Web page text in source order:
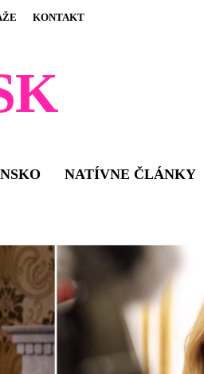
KONTAKT
NATÍVNE ČLÁNKY